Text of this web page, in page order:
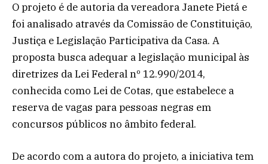
O projeto é de autoria da vereadora Janete Pietá e
foi analisado através da Comissão de Constituição,
Justiça e Legislação Participativa da Casa. A
proposta busca adequar a legislação municipal às
diretrizes da Lei Federal nº 12.990/2014,
conhecida como Lei de Cotas, que estabelece a
reserva de vagas para pessoas negras em
concursos públicos no âmbito federal.
De acordo com a autora do projeto, a iniciativa tem